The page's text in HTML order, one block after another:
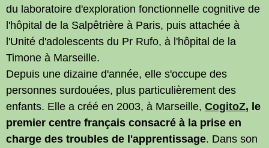
du laboratoire d'exploration fonctionnelle cognitive de
l'hôpital de la Salpêtrière à Paris, puis attachée à
l'Unité d'adolescents du Pr Rufo, à l'hôpital de la
Timone à Marseille.
Depuis une dizaine d'année, elle s'occupe des
personnes surdouées, plus particulièrement des
enfants. Elle a créé en 2003, à Marseille, CogitoZ, le
premier centre français consacré à la prise en
charge des troubles de l'apprentissage. Dans son